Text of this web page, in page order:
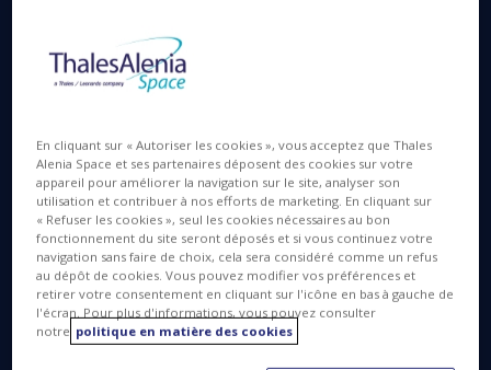
Cannes, le 4 avril 2019
satellites de la constellation O3b, réalisés pour le
compte de SES sous la maitrise d’œuvre Thales
et Leonardo (33%), sont à présent en orbite. Ils ont
en effet été lancés avec succès aujourd’hui, depuis
le Centre Spatial Guyanais (Amérique du Sud) par
une fusée Soyouz opérée par Arianespace.
En cliquant sur « Autoriser les cookies », vous acceptez que Thales
Alenia Space et ses partenaires déposent des cookies sur votre
appareil pour améliorer la navigation sur le site, analyser son
utilisation et contribuer à nos efforts de marketing. En cliquant sur
« Refuser les cookies », seul les cookies nécessaires au bon
fonctionnement du site seront déposés et si vous continuez votre
navigation sans faire de choix, cela sera considéré comme un refus
au dépôt de cookies. Vous pouvez modifier vos préférences et
retirer votre consentement en cliquant sur l'icône en bas à gauche de
l'écran. Pour plus d'informations, vous pouvez consulter
notre politique en matière des cookies